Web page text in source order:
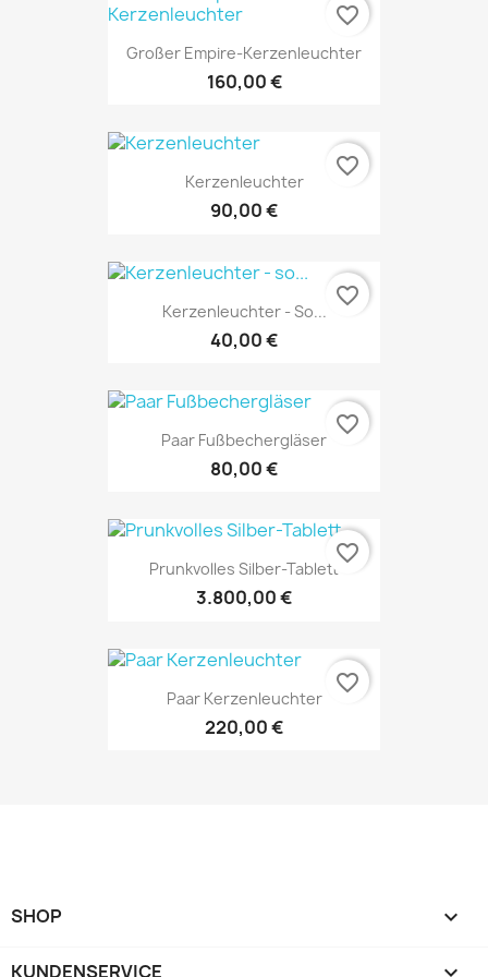
Großer Empire-Kerzenleuchter
160,00 €
favorite_border
Kerzenleuchter
90,00 €
favorite_border
Kerzenleuchter - So...
40,00 €
favorite_border
Paar Fußbechergläser
80,00 €
favorite_border
Prunkvolles Silber-Tablett
3.800,00 €
favorite_border
Paar Kerzenleuchter
220,00 €
favorite_border
SHOP 
KUNDENSERVICE